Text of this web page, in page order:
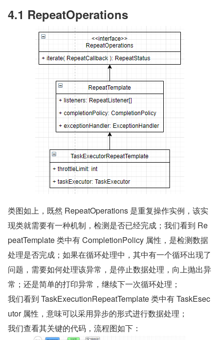
4.1 RepeatOperations
类图如上，既然 RepeatOperations 是重复操作实例，该实
现类就需要有一种机制，检测是否已经完成；我们看到 Re
peatTemplate 类中有 CompletionPolicy 属性，是检测数据
处理是否完成；如果在循环处理中，其中有一个循环出现了
问题，需要如何处理该异常，是停止数据处理，向上抛出异
常；还是简单的打印异常，继续下一次循环处理；
我们看到 TaskExecutionRepeatTemplate 类中有 TaskEsec
utor 属性，意味可以采用异步的形式进行数据处理；
我们查看其关键的代码，流程图如下：